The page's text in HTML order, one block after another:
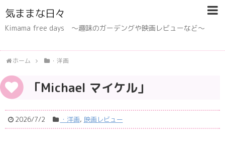
気ままな日々
Kimama free days 〜趣味のガーデングや映画レビューなど〜
ホーム ・洋画
「Michael マイケル」
2026/7/2 ・洋画, 映画レビュー